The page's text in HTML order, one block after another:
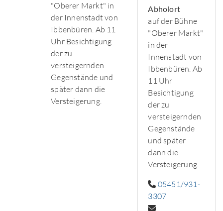
"Oberer Markt" in
der Innenstadt von
Ibbenbüren. Ab 11
Uhr Besichtigung
der zu
versteigernden
Gegenstände und
später dann die
Versteigerung.
Abholort
auf der Bühne
"Oberer Markt"
in der
Innenstadt von
Ibbenbüren. Ab
11 Uhr
Besichtigung
der zu
versteigernden
Gegenstände
und später
dann die
Versteigerung.
05451/931-
3307